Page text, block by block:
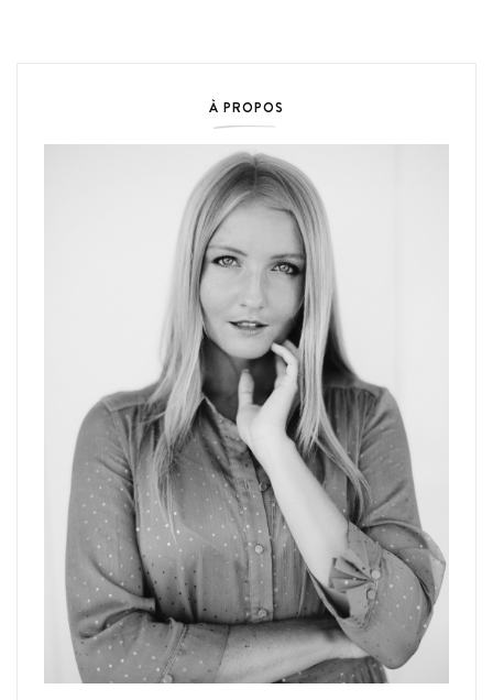
À PROPOS